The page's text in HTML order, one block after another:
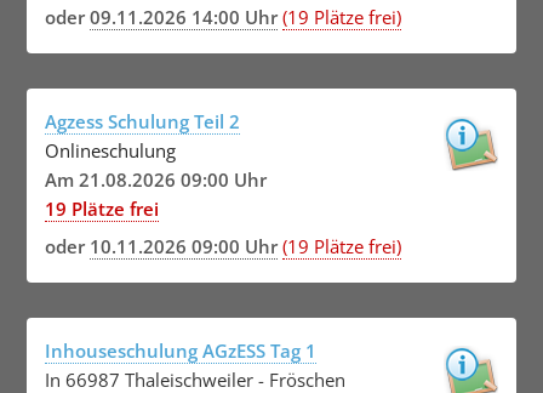
oder09.11.2026 14:00 Uhr (19 Plätze frei)
Agzess Schulung Teil 2
Onlineschulung
Am 21.08.2026 09:00 Uhr
19 Plätze frei
oder 10.11.2026 09:00 Uhr (19 Plätze frei)
Inhouseschulung AGzESS Tag 1
In 66987 Thaleischweiler - Fröschen